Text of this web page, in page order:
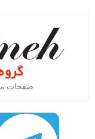
صفحات ما